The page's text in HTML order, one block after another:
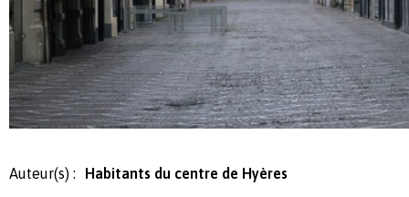
Auteur(s) : Habitants du centre de Hyères